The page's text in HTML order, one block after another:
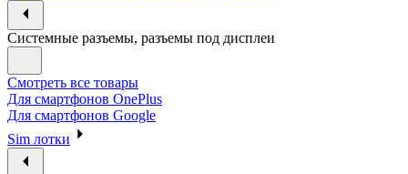
Системные разъемы, разъемы под дисплеи
Смотреть все товары
Для смартфонов OnePlus
Для смартфонов Google
Sim лотки